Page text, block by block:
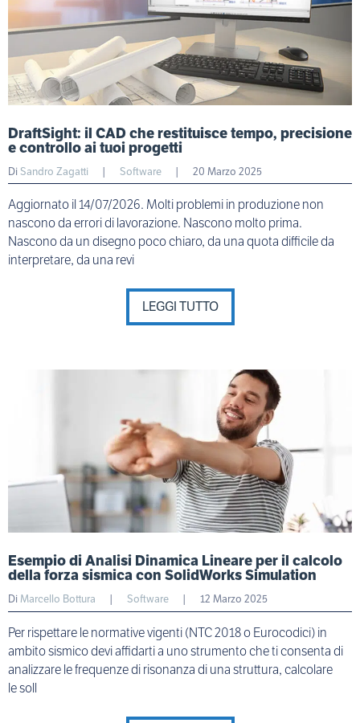
DraftSight: il CAD che restituisce tempo, precisione
e controllo ai tuoi progetti
DiSandro Zagatti | Software | 20 Marzo 2025
Aggiornato il 14/07/2026. Molti problemi in produzione non
nascono da errori di lavorazione. Nascono molto prima.
Nascono da un disegno poco chiaro, da una quota difficile da
interpretare, da una revi
LEGGI TUTTO
Esempio di Analisi Dinamica Lineare per il calcolo
della forza sismica con SolidWorks Simulation
DiMarcello Bottura Software 12 Marzo 2025
Per rispettare le normative vigenti (NTC 2018 o Eurocodici) in
ambito sismico devi affidarti a uno strumento che ti consenta di
analizzare le frequenze di risonanza di una struttura, calcolare
le soll